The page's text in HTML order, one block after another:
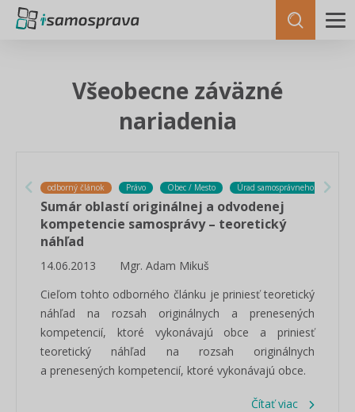
Všeobecne záväzné
nariadenia
odborný článok Právo Obec / Mesto Úrad samosprávneho kraja
Sumár oblastí originálnej a odvodenej
kompetencie samosprávy – teoretický
náhľad
14.06.2013
Mgr. Adam Mikuš
Cieľom tohto odborného článku je priniesť teoretický
náhľad na rozsah originálnych a prenesených
kompetencií, ktoré vykonávajú obce a priniesť
teoretický náhľad na rozsah originálnych
a prenesených kompetencií, ktoré vykonávajú obce.
Čítať viac